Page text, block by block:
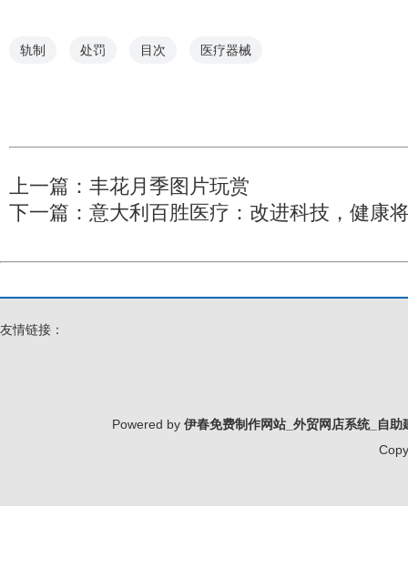
轨制 处罚 目次 医疗器械
上一篇： 丰花月季图片玩赏
下一篇： 意大利百胜医疗：改进科技，健康
友情链接：
Powered by 伊春免费制作网站_外贸网店系统_自